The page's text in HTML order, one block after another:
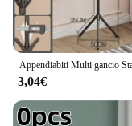
3,04€